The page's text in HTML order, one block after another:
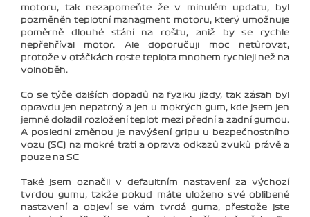
motoru, tak nezapomeňte že v minulém updatu, byl
pozměněn teplotní managment motoru, který umožnuje
poměrně dlouhé stání na roštu, aniž by se rychle
nepřehříval motor. Ale doporučuji moc netůrovat,
protože v otáčkách roste teplota mnohem rychleji než na
volnoběh.
Co se týče dalších dopadů na fyziku jízdy, tak zásah byl
opravdu jen nepatrný a jen u mokrých gum, kde jsem jen
jemně doladil rozložení teplot mezi přední a zadní gumou.
A poslední změnou je navýšení gripu u bezpečnostního
vozu (SC) na mokré trati a oprava odkazů zvuků právě a
pouze na SC
Také jsem označil v defaultním nastavení za výchozí
tvrdou gumu, takže pokud máte uloženo své oblibené
nastavení a objeví se vám tvrdá guma, přestože jste